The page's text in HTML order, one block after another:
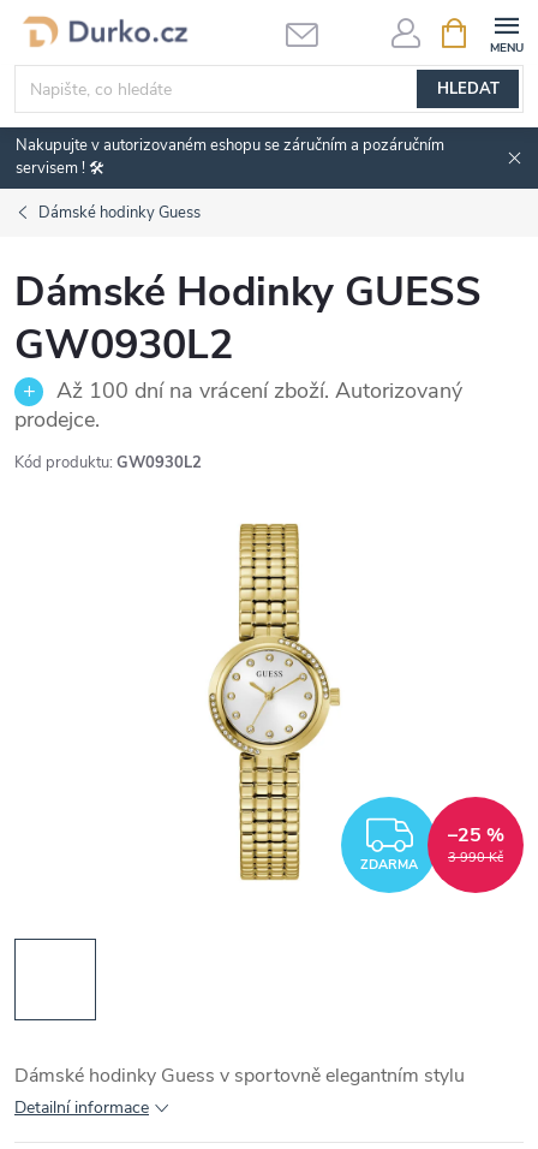
Přejít
obsah
HLEDAT
NÁKUPNÍ
KOŠÍK
Nakupujte v autorizovaném eshopu se záručním a pozáručním
servisem ! 🛠️
Dámské hodinky Guess
Dámské Hodinky GUESS
GW0930L2
Až 100 dní na vrácení zboží. Autorizovaný
prodejce.
Kód produktu: GW0930L2
ZDARMA 3 990 Kč
–25 %
Dámské hodinky Guess v sportovně elegantním stylu
Detailní informace